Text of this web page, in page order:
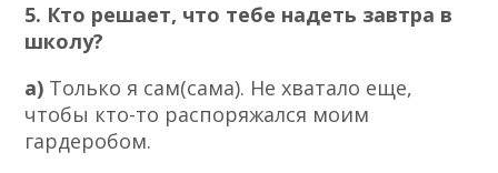
5. Кто решает, что тебе надеть завтра в
школу?
а) Только я сам(сама). Не хватало еще,
чтобы кто-то распоряжался моим
гардеробом.